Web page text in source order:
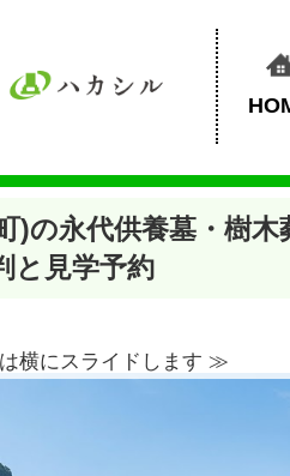
)の永代供養墓・樹木
と見学予約
横にスライドします ≫︎